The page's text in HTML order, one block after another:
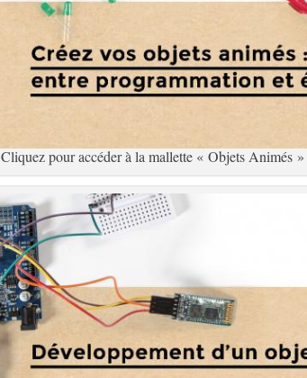
Cliquez pour accéder à la mallette « Objets Animés »